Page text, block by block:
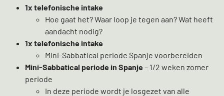
1x telefonische intake
Hoe gaat het? Waar loop je tegen aan? Wat heeft
aandacht nodig?
1x telefonische intake
Mini-Sabbatical periode Spanje voorbereiden
Mini-Sabbatical periode in Spanje – 1/2 weken zomer
periode
In deze periode wordt je losgezet van alle